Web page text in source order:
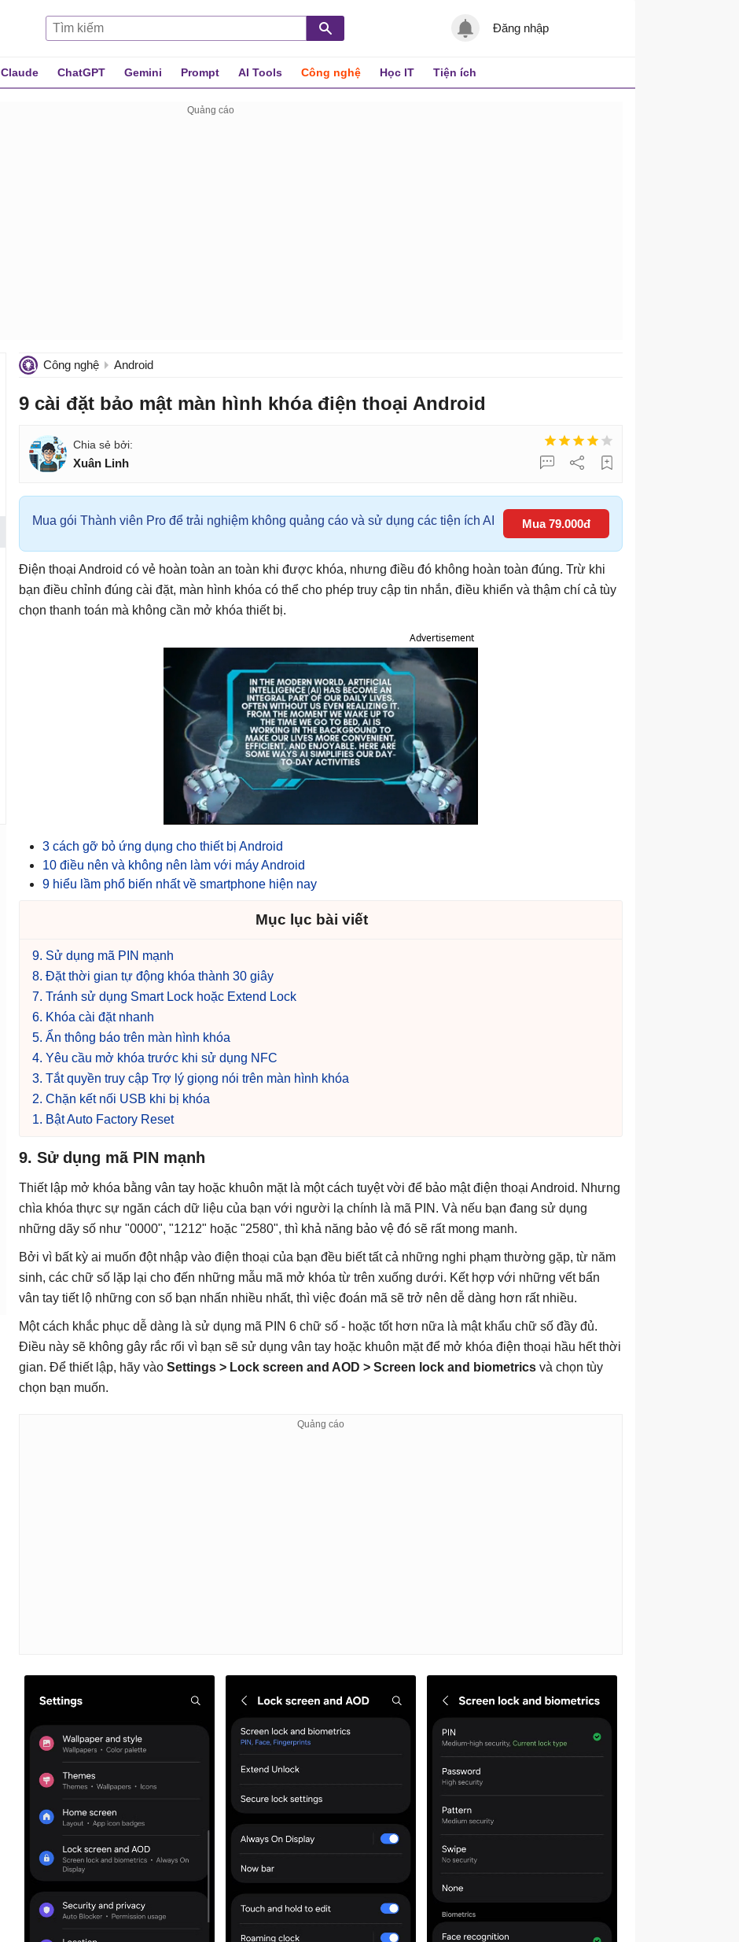
Đăng nhập
Claude ChatGPT Gemini Prompt AI Tools Công nghệ Học IT Tiện ích
Công nghệ Android
9 cài đặt bảo mật màn hình khóa điện thoại Android
Xuân Linh
Mua gói Thành viên Pro để trải nghiệm không quảng cáo và sử dụng các tiện ích AI Mua 79.000đ
Điện thoại Android có vẻ hoàn toàn an toàn khi được khóa, nhưng điều đó không hoàn toàn đúng. Trừ khi
bạn điều chỉnh đúng cài đặt, màn hình khóa có thể cho phép truy cập tin nhắn, điều khiển và thậm chí cả tùy
chọn thanh toán mà không cần mở khóa thiết bị.
Advertisement
3 cách gỡ bỏ ứng dụng cho thiết bị Android
10 điều nên và không nên làm với máy Android
9 hiểu lầm phổ biến nhất về smartphone hiện nay
Mục lục bài viết
9. Sử dụng mã PIN mạnh
8. Đặt thời gian tự động khóa thành 30 giây
7. Tránh sử dụng Smart Lock hoặc Extend Lock
6. Khóa cài đặt nhanh
5. Ẩn thông báo trên màn hình khóa
4. Yêu cầu mở khóa trước khi sử dụng NFC
3. Tắt quyền truy cập Trợ lý giọng nói trên màn hình khóa
2. Chặn kết nối USB khi bị khóa
1. Bật Auto Factory Reset
9. Sử dụng mã PIN mạnh
Thiết lập mở khóa bằng vân tay hoặc khuôn mặt là một cách tuyệt vời để bảo mật điện thoại Android. Nhưng
chìa khóa thực sự ngăn cách dữ liệu của bạn với người lạ chính là mã PIN. Và nếu bạn đang sử dụng
những dãy số như "0000", "1212" hoặc "2580", thì khả năng bảo vệ đó sẽ rất mong manh.
Bởi vì bất kỳ ai muốn đột nhập vào điện thoại của bạn đều biết tất cả những nghi phạm thường gặp, từ năm
sinh, các chữ số lặp lại cho đến những mẫu mã mở khóa từ trên xuống dưới. Kết hợp với những vết bẩn
vân tay tiết lộ những con số bạn nhấn nhiều nhất, thì việc đoán mã sẽ trở nên dễ dàng hơn rất nhiều.
Một cách khắc phục dễ dàng là sử dụng mã PIN 6 chữ số - hoặc tốt hơn nữa là mật khẩu chữ số đầy đủ.
Điều này sẽ không gây rắc rối vì bạn sẽ sử dụng vân tay hoặc khuôn mặt để mở khóa điện thoại hầu hết thời
gian. Để thiết lập, hãy vào Settings > Lock screen and AOD > Screen lock and biometrics và chọn tùy
chọn bạn muốn.